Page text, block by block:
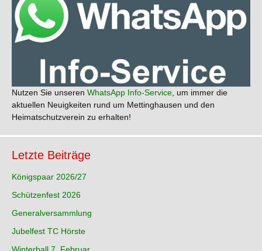
Nutzen Sie unseren WhatsApp Info-Service , um immer die
aktuellen Neuigkeiten rund um Mettinghausen und den
Heimatschutzverein zu erhalten!
Letzte Beiträge
Königspaar 2026/27
Schützenfest 2026
Generalversammlung
Jubelfest TC Hörste